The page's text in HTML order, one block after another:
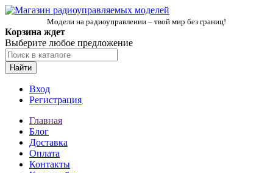
Модели на радиоуправлении – твой мир без границ!
Корзина ждет
Выберите любое предложение
Найти
Вход
Регистрация
Главная
Блог
Доставка
Оплата
Контакты